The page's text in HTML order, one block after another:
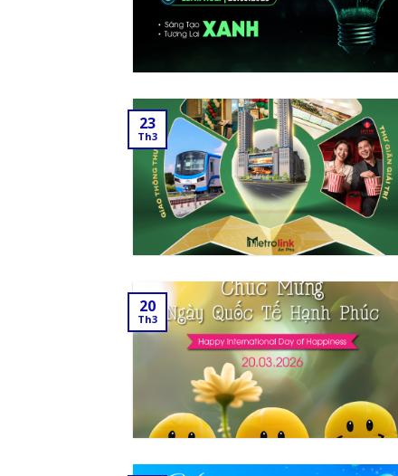
23
Th3
20
Th3